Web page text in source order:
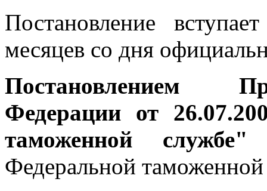
Постановление
месяцев со дня
Постановлением
Федерации от
таможенной службе"
Федеральной